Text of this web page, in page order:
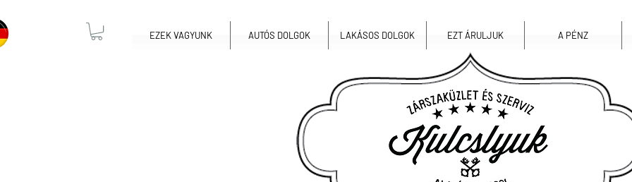
EZEK VAGYUNK AUTÓS DOLGOK LAKÁSOS DOLGOK EZT ÁRULJUK A PÉNZ